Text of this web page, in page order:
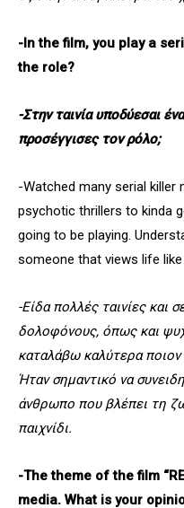
-In the film, you play a
the role?
-Στην ταινία υποδύεσαι
προσέγγισες τον ρόλο;
-Watched many serial killer
psychotic thrillers to kinda
going to be playing.
someone that views life
-Είδα πολλές ταινίες και
δολοφόνους, όπως και
καταλάβω καλύτερα
Ήταν σημαντικό να
άνθρωπο που βλέπει τη
παιχνίδι.
-The theme of the film
media. What is your